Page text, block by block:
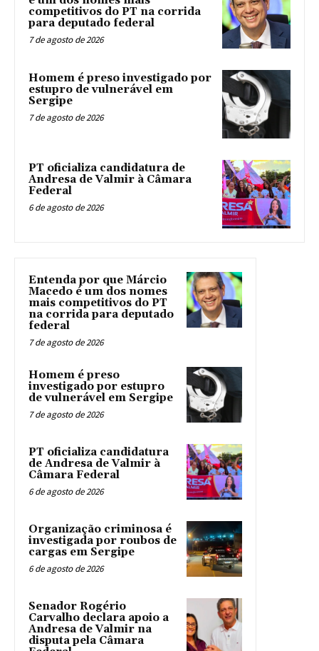
competitivos do PT na corrida
para deputado federal
7 de agosto de 2026
Homem é preso investigado por
estupro de vulnerável em
Sergipe
7 de agosto de 2026
PT oficializa candidatura de
Andresa de Valmir à Câmara
Federal
6 de agosto de 2026
Entenda por que Márcio
Macedo é um dos nomes
mais competitivos do PT
na corrida para deputado
federal
7 de agosto de 2026
Homem é preso
investigado por estupro
de vulnerável em Sergipe
7 de agosto de 2026
PT oficializa candidatura
de Andresa de Valmir à
Câmara Federal
6 de agosto de 2026
Organização criminosa é
investigada por roubos de
cargas em Sergipe
6 de agosto de 2026
Senador Rogério
Carvalho declara apoio a
Andresa de Valmir na
disputa pela Câmara